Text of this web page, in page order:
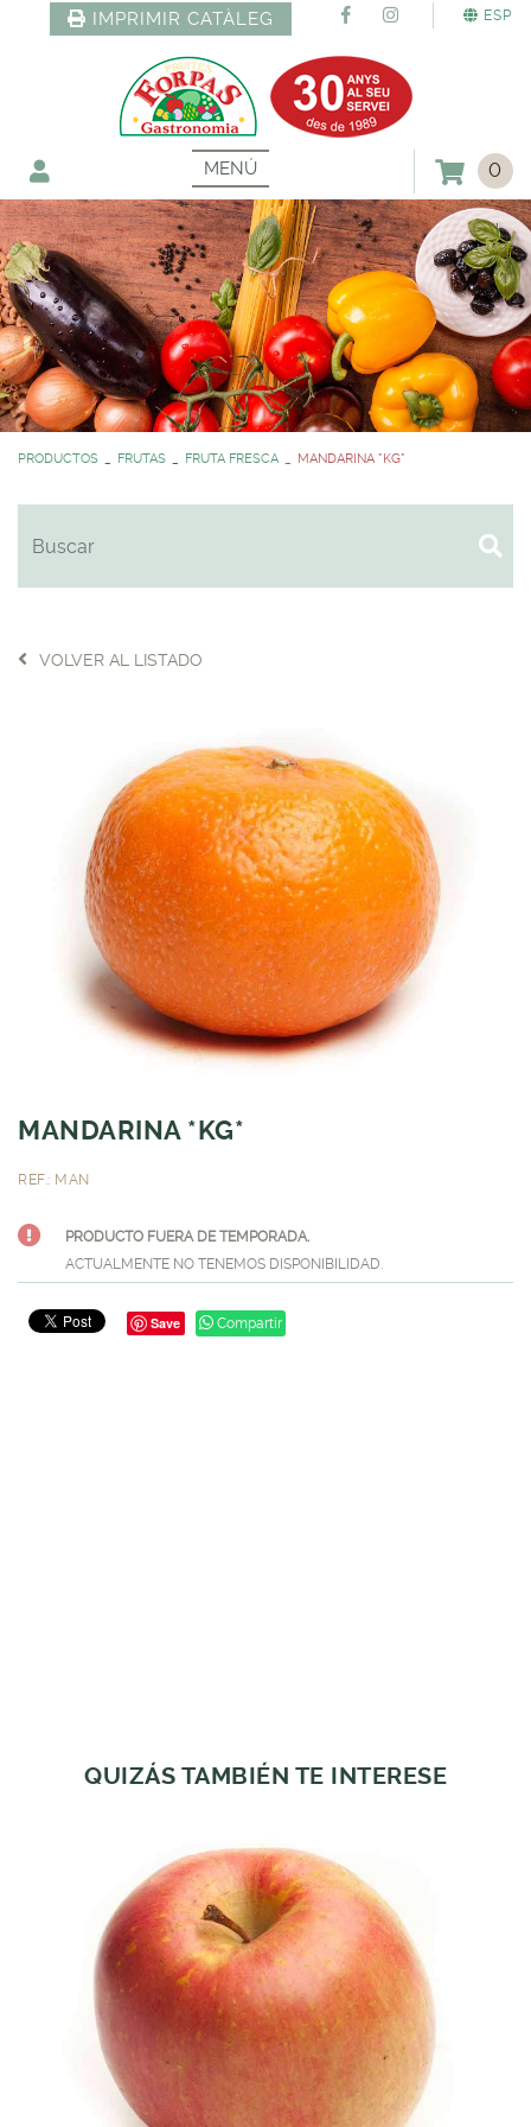
ESP
IMPRIMIR CATÀLEG
MENÚ 0
PRODUCTOS FRUTAS FRUTA FRESCA MANDARINA *KG*
VOLVER AL LISTADO
MANDARINA *KG*
REF.: MAN
PRODUCTO FUERA DE TEMPORADA.
ACTUALMENTE NO TENEMOS DISPONIBILIDAD.
Save Compartir
QUIZÁS TAMBIÉN TE INTERESE